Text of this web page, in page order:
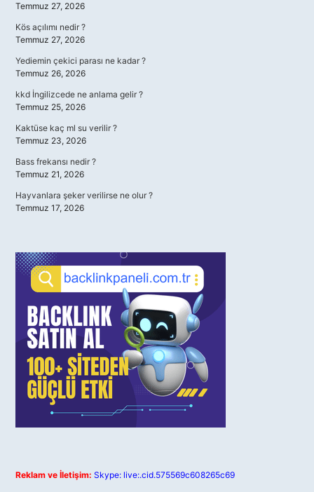
Temmuz 27, 2026
Kös açılımı nedir ?
Temmuz 27, 2026
Yediemin çekici parası ne kadar ?
Temmuz 26, 2026
kkd İngilizcede ne anlama gelir ?
Temmuz 25, 2026
Kaktüse kaç ml su verilir ?
Temmuz 23, 2026
Bass frekansı nedir ?
Temmuz 21, 2026
Hayvanlara şeker verilirse ne olur ?
Temmuz 17, 2026
Reklam ve İletişim: Skype: live:.cid.575569c608265c69